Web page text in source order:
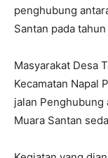
penghubung
Santan pada
Masyarakat Desa
Kecamatan Napal
jalan Penghubung
Muara Santan